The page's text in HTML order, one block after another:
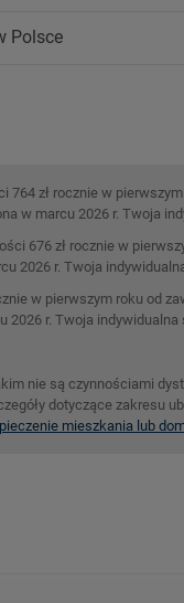
Polsce
764 zł rocznie w
w marcu 2026 r. Twoja
676 zł rocznie w
2026 r. Twoja
w pierwszym roku od
r. Twoja
nie są czynnościami
dotyczące zakresu
mieszkania lub